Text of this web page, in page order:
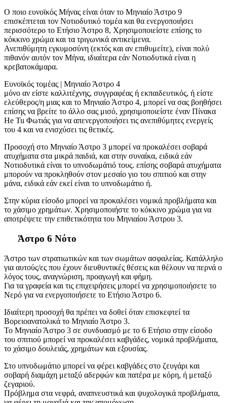
Ο ποιο ευνοϊκός Μήνας είναι όταν το Μηνιαίο Άστρο 9
επισκέπτεται τον Νοτιοδυτικό τομέα και θα ενεργοποιήσει
περισσότερο το Ετήσιο Άστρο 8, Χρησιμοποιείστε επίσης το
κόκκινο χρώμα και τα τριγωνικά αντικείμενα.
Ανεπιθύμητη εγκυμοσύνη (εκτός και αν επιθυμείτε), είναι πολύ
πιθανόν αυτόν τον Μήνα, ιδιαίτερα εάν Νοτιοδυτικά είναι η
κρεβατοκάμαρα.
Ευνοϊκός τομέας | Μηνιαίο Άστρο 4
μόνο αν είστε καλλιτέχνης, συγγραφέας ή εκπαιδευτικός, ή είστε
ελεύθερος/η μιας και το Μηνιαίο Άστρο 4, μπορεί να σας βοηθήσει
επίσης να βρείτε το άλλο σας μισό, χρησιμοποιείστε έναν Πίνακα
He Tu Φωτιάς για να απενεργοποιήσει τις ανεπιθύμητες ενεργείς
του 4 και να ενισχύσει τις θετικές.
Προσοχή στο Μηνιαίο Άστρο 3 μπορεί να προκαλέσει σοβαρά
ατυχήματα στα μικρά παιδιά, και στην συναίκα, ειδικά εάν
Νοτιοδυτικά είναι το υπνοδωμάτιό τους. επίσης σοβαρά ατυχήματα
μπορούν να προκληθούν στον μεσαίο γιο του σπιτιού και στην
μάνα, ειδικά εάν εκεί είναι το υπνοδωμάτιο ή.
Στην κύρια είσοδο μπορεί να προκαλέσει νομικά προβλήματα και
το χάσιμο χρημάτων. Χρησιμοποιήστε το κόκκινο χρώμα για να
αποτρέψετε την επιθετικότητα του Μηνιαίου Άστρου 3.
Άστρο 6 Νότο
Άστρο των στρατιωτικών και των σωμάτων ασφαλείας. Κατάλληλο
για αυτούς/ες που έχουν διευθυντικές θέσεις και θέλουν να περνά ο
λόγος τους, αναγνώριση, προαγωγή και φήμη.
Για τα γραφεία και τις επιχειρήσεις μπορεί να χρησιμοποιήσετε το
Νερό για να ενεργοποιήσετε το Ετήσιο Άστρο 6.
Ιδιαίτερη προσοχή θα πρέπει να δοθεί όταν επισκεφτεί τα
Βορειοανατολικά το Μηνιαίο Άστρο 3.
Το Μηνιαίο Άστρο 3 σε συνδυασμό με το 6 Ετήσιο στην είσοδο
του σπιτιού μπορεί να προκαλέσει καβγάδες, νομικά προβλήματα,
το χάσιμο δουλειάς, χρημάτων και εξουσίας.
Στο υπνοδωμάτιο μπορεί να φέρει καβγάδες στο ζευγάρι και
σοβαρή διαμάχη μεταξύ αδερφών και πατέρα με κόρη, ή μεταξύ
ζεγαριού.
Πρόβλημα στα νεφρά, αναπνευστικά και ψυχολογικά προβλήματα,